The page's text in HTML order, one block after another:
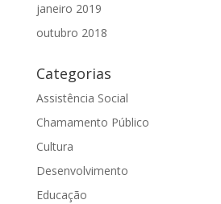
janeiro 2019
outubro 2018
Categorias
Assistência Social
Chamamento Público
Cultura
Desenvolvimento
Educação